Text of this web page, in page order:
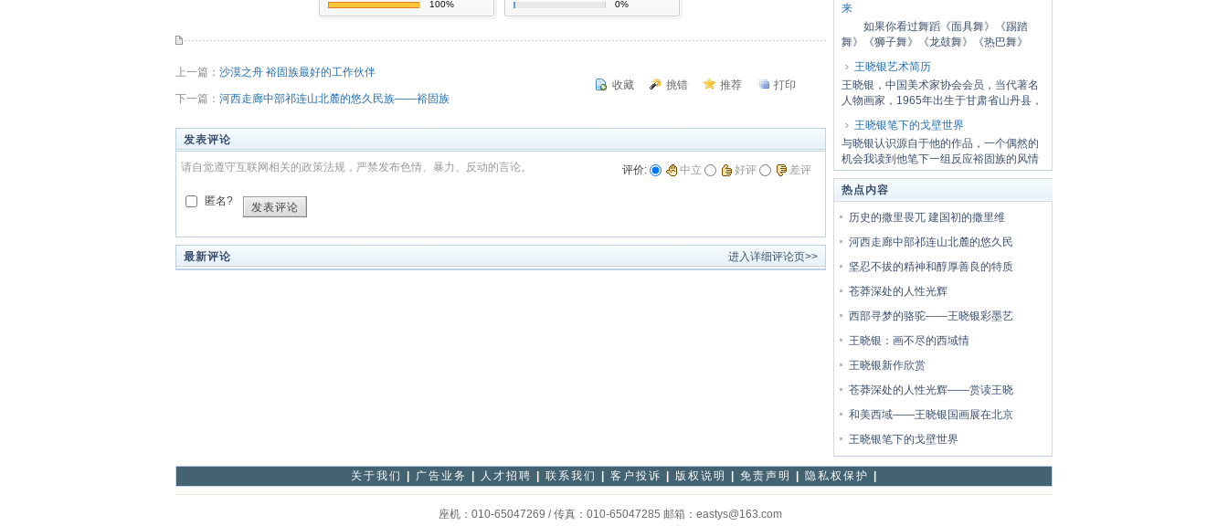
100% 0%
上一篇： 沙漠之舟 裕固族最好的工作伙伴
下一篇： 河西走廊中部祁连山北麓的悠久民族——裕固族
收藏 挑错 推荐 打印
发表评论
请自觉遵守互联网相关的政策法规，严禁发布色情、暴力、反动的言论。 评价: 中立 好评 差评
匿名?
发表评论
最新评论 进入详细评论页>>
来
如果你看过舞蹈《面具舞》《踢踏
舞》《狮子舞》《龙鼓舞》《热巴舞》
王晓银艺术简历
王晓银，中国美术家协会会员，当代著名
人物画家，1965年出生于甘肃省山丹县，
王晓银笔下的戈壁世界
与晓银认识源自于他的作品，一个偶然的
机会我读到他笔下一组反应裕固族的风情
画，对裕...
热点内容
历史的撒里畏兀 建国初的撒里维
河西走廊中部祁连山北麓的悠久民
坚忍不拔的精神和醇厚善良的特质
苍莽深处的人性光辉
西部寻梦的骆驼——王晓银彩墨艺
王晓银：画不尽的西域情
王晓银新作欣赏
苍莽深处的人性光辉――赏读王晓
和美西域——王晓银国画展在北京
王晓银笔下的戈壁世界
关于我们 广告业务 人才招聘 联系我们 客户投诉 版权说明 免责声明 隐私权保护
座机：010-65047269 / 传真：010-65047285 邮箱：eastys@163.com